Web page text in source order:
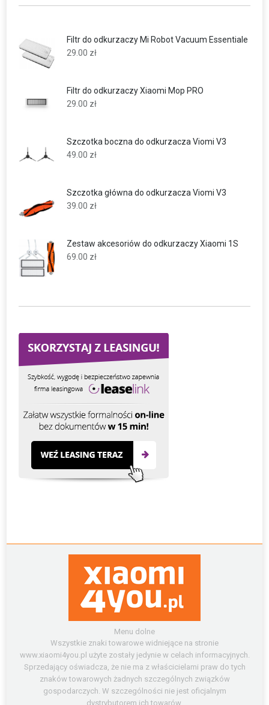
Filtr do odkurzaczy Mi Robot Vacuum Essentiale
29.00 zł
Filtr do odkurzaczy Xiaomi Mop PRO
29.00 zł
Szczotka boczna do odkurzacza Viomi V3
49.00 zł
Szczotka główna do odkurzacza Viomi V3
39.00 zł
Zestaw akcesoriów do odkurzaczy Xiaomi 1S
69.00 zł
Menu dolne
Wszystkie znaki towarowe widniejące na stronie
www.xiaomi4you.pl użyte zostały jedynie w celach informacyjnych.
Sprzedający oświadcza, że nie ma z właścicielami praw do tych
znaków towarowych żadnych szczególnych związków
gospodarczych. W szczególności nie jest oficjalnym
dystrybutorem ich towarów.